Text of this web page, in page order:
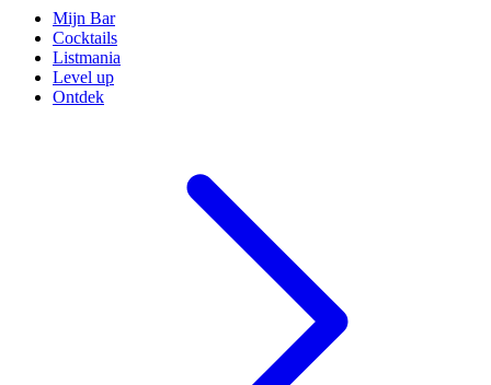
Mijn Bar
Cocktails
Listmania
Level up
Ontdek